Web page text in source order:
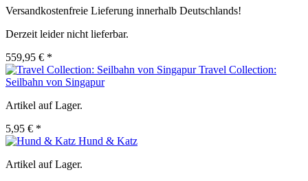
Versandkostenfreie Lieferung innerhalb Deutschlands!
Derzeit leider nicht lieferbar.
559,95 € *
Travel Collection:
Seilbahn von Singapur
Artikel auf Lager.
5,95 € *
Hund & Katz
Artikel auf Lager.